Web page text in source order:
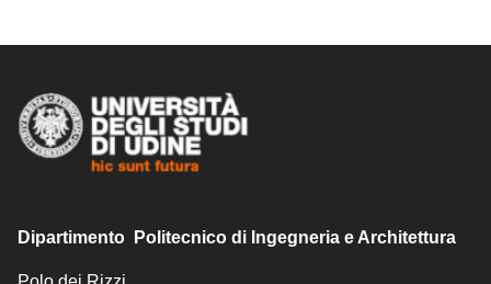
Dipartimento Politecnico di Ingegneria e Architettura